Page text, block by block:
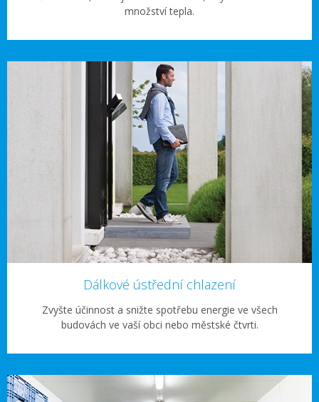
množství tepla.
Dálkové ústřední chlazení
Zvyšte účinnost a snižte spotřebu energie ve všech
budovách ve vaší obci nebo městské čtvrti.